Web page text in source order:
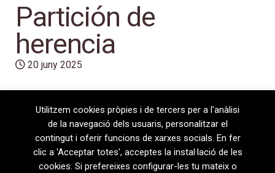
Partición de
herencia
20 juny 2025
Utilitzem cookies pròpies i de tercers per a l'anàlisi
de la navegació dels usuaris, personalitzar el
contingut i oferir funcions de xarxes socials. En fer
clic a 'Acceptar totes', acceptes la instal·lació de les
cookies. Si prefereixes configurar-les tu mateix o